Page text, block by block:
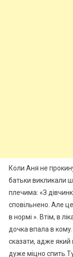
Коли Аня не
батьки викликали
плечима: «З
сповільнено. Але
в нормі ». Втім, в
дочка впала в
сказати, адже який
дуже міцно